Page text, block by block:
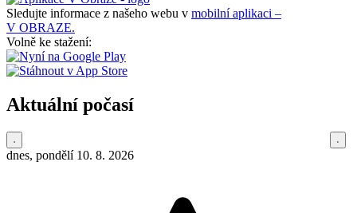
Sledujte informace z našeho webu v mobilní aplikaci –
V OBRAZE.
Volně ke stažení:
Aktuální počasí
dnes, pondělí 10. 8. 2026